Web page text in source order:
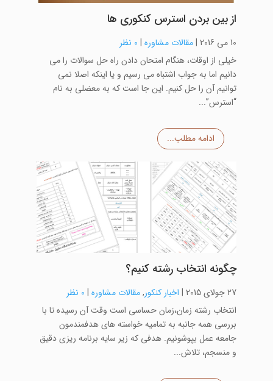
از بین بردن استرس کنکوری ها
10 می 2016 |مقالات مشاوره| 0 نظر
خیلی از اوقات، هنگام امتحان دادن راه حل سوالات را می
دانیم اما به جواب اشتباه می رسیم و یا اینکه اصلا نمی
توانیم آن را حل کنیم. این جا است که به معضلی به نام
“استرس”...
ادامه مطلب...
چگونه انتخاب رشته کنیم؟
27 جولای 2015 | اخبار کنکور,مقالات مشاوره| 0 نظر
انتخاب رشته زمان،زمان حساسی است وقت آن رسیده تا با
بررسی همه جانبه به تمامیه خواسته های هدفمندمون
جامعه عمل بپوشونیم. هدفی که زیر سایه برنامه ریزی دقیق
و منسجم، تلاش...